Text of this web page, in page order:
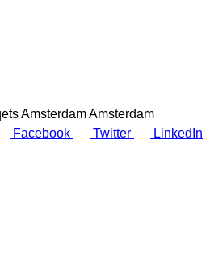
Amsterdam
Facebook Twitter LinkedIn